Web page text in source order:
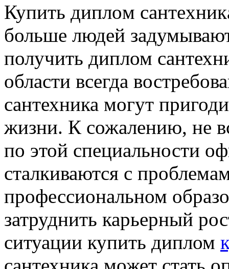
Купить диплoм
больше людей
получить диплом
области всегда
сантехника могут
жизни. К сожалению, не
по этой специальности
сталкиваются с
профессиональном
затруднить карьерный
ситуации купить диплом